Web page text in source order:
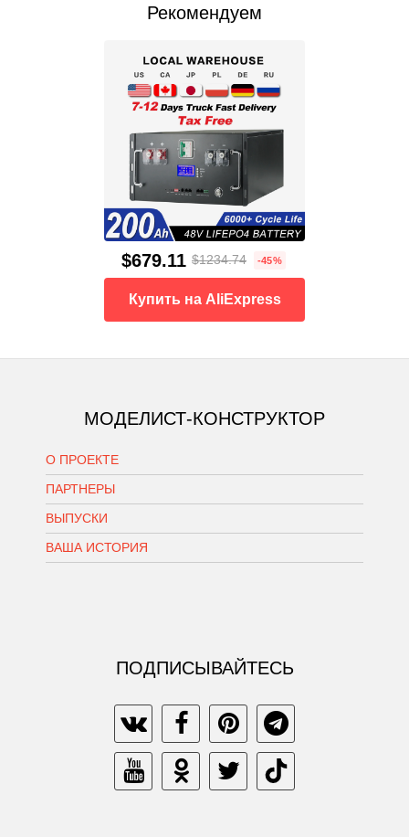
Рекомендуем
$679.11 $1234.74 -45%
Купить на AliExpress
МОДЕЛИСТ-КОНСТРУКТОР
О ПРОЕКТЕ
ПАРТНЕРЫ
ВЫПУСКИ
ВАША ИСТОРИЯ
ПОДПИСЫВАЙТЕСЬ